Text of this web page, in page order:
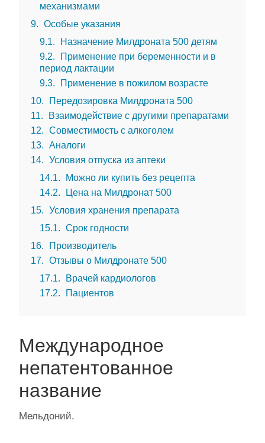
механизмами
9
Особые указания
9.1
Назначение Милдроната 500 детям
9.2
Применение при беременности и в
период лактации
9.3
Применение в пожилом возрасте
10
Передозировка Милдроната 500
11
Взаимодействие с другими препаратами
12
Совместимость с алкоголем
13
Аналоги
14
Условия отпуска из аптеки
14.1
Можно ли купить без рецепта
14.2
Цена на Милдронат 500
15
Условия хранения препарата
15.1
Срок годности
16
Производитель
17
Отзывы о Милдронате 500
17.1
Врачей кардиологов
17.2
Пациентов
Международное
непатентованное
название
Мельдоний.